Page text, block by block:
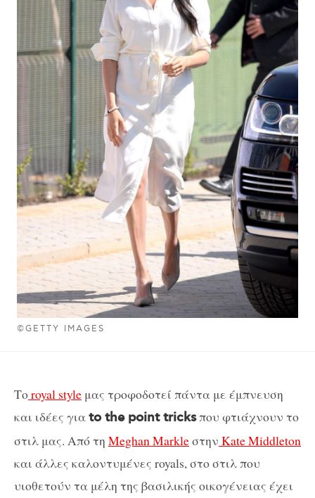
©GETTY IMAGES
Τοroyal style μας τροφοδοτεί πάντα με έμπνευση
και ιδέες γιαto the point tricksπου φτιάχνουν το
στιλ μας. Από τη Meghan Markleστην Kate Middleton
και άλλες καλοντυμένες royals, στο στιλ που
υιοθετούν τα μέλη της βασιλικής οικογένειας έχει